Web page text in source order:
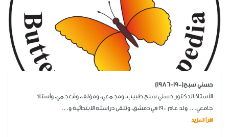
حسني سبح(1900-1986)
الأستاذ الدكتور حسني سَبَح طبيب، ومجمعي، ومؤلف، ومُعجمي، وأستاذ
جامعي... ولد عام 1900 في دمشق، وتلقى دراسته الابتدائية و...
اقرأ المزيد